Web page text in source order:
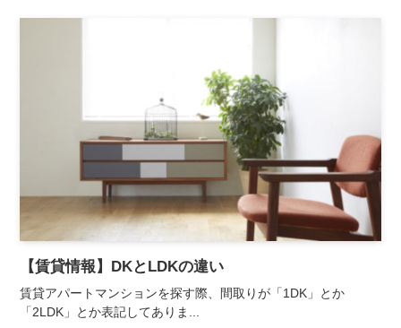
【賃貸情報】DKとLDKの違い
賃貸アパートマンションを探す際、間取りが「1DK」とか
「2LDK」とか表記してありま...